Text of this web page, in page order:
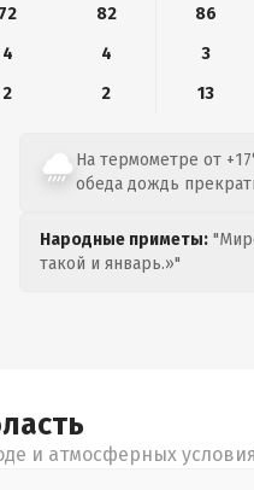
72
82 86
4
4 3
2
2 13
На термометре от
обеда дождь
Народные приметы:
такой и январь.»"
и атмосферных